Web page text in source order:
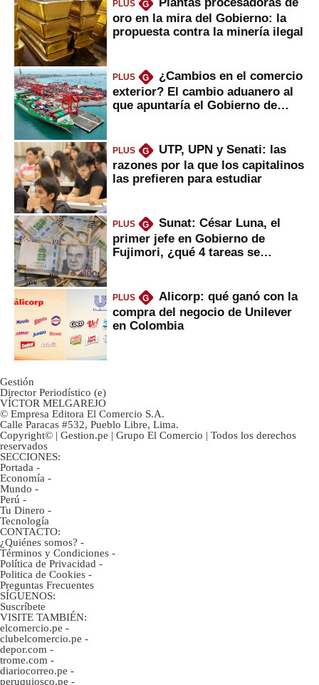
PLUS G
oro en la mira del Gobierno: la
propuesta contra la minería ilegal
PLUS G
¿Cambios en el comercio
exterior? El cambio aduanero al
que apuntaría el Gobierno de
PLUS G
UTP, UPN y Senati: las
razones por la que los capitalinos
las prefieren para estudiar
PLUS G
Sunat: César Luna, el
primer jefe en Gobierno de
Fujimori, ¿qué 4 tareas se
PLUS G
Alicorp: qué ganó con la
compra del negocio de Unilever
en Colombia
Gestión
Director Periodístico (e)
VÍCTOR MELGAREJO
© Empresa Editora El Comercio S.A.
Calle Paracas #532, Pueblo Libre, Lima.
Copyright© | Gestion.pe | Grupo El Comercio | Todos los derechos
reservados
SECCIONES:
Portada -
Economía -
Mundo -
Perú -
Tu Dinero -
Tecnología
CONTACTO:
¿Quiénes somos? -
Términos y Condiciones -
Política de Privacidad -
Politica de Cookies -
Preguntas Frecuentes
SÍGUENOS:
Suscríbete
VISITE TAMBIÉN:
elcomercio.pe -
clubelcomercio.pe -
depor.com -
trome.com -
diariocorreo.pe -
peruquiosco.pe -